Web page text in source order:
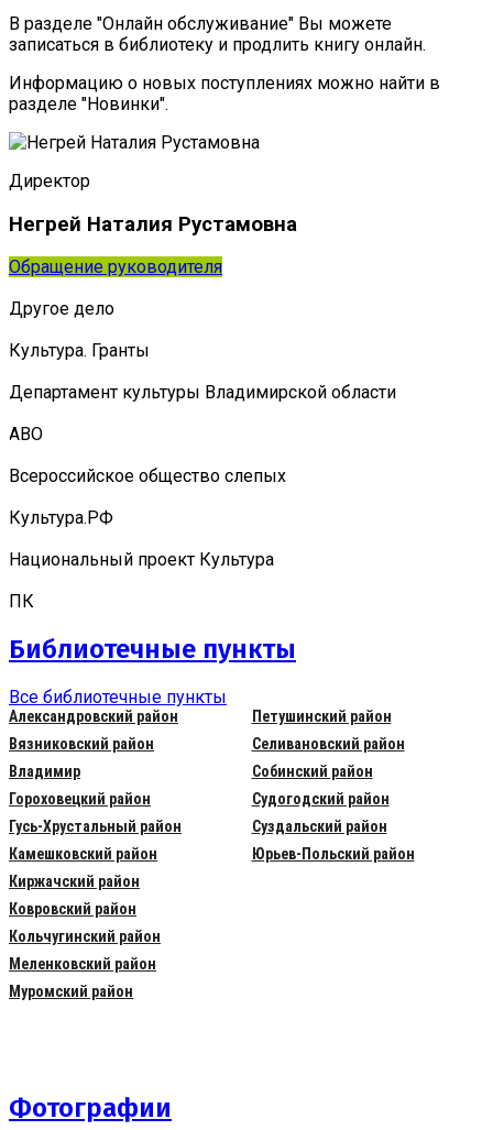
В разделе "Онлайн обслуживание" Вы можете
записаться в библиотеку и продлить книгу онлайн.
Информацию о новых поступлениях можно найти в
разделе "Новинки".
Директор
Негрей Наталия Рустамовна
Обращение руководителя
Другое дело
Культура. Гранты
Департамент культуры Владимирской области
АВО
Всероссийское общество слепых
Культура.РФ
Национальный проект Культура
ПК
Библиотечные пункты
Все библиотечные пункты
Александровский район
Вязниковский район
Владимир
Гороховецкий район
Гусь-Хрустальный район
Камешковский район
Киржачский район
Ковровский район
Кольчугинский район
Меленковский район
Муромский район
Петушинский район
Селивановский район
Собинский район
Судогодский район
Суздальский район
Юрьев-Польский район
Фотографии